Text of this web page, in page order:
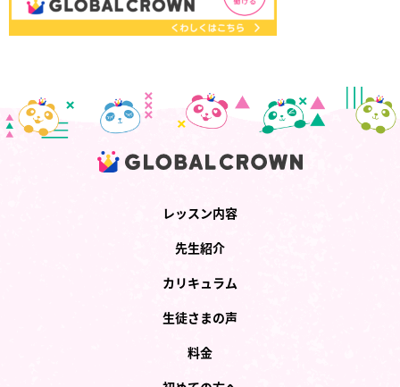
レッスン内容
先生紹介
カリキュラム
生徒さまの声
料金